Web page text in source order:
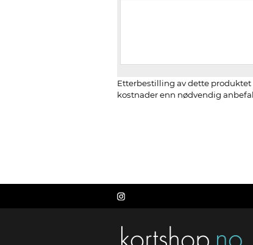
Etterbestilling av dette
kostnader enn nødvendig